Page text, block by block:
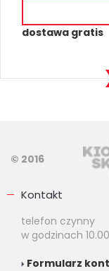
dostawa gratis
© 2016
Kontakt
telefon czynny
w godzinach
Formularz